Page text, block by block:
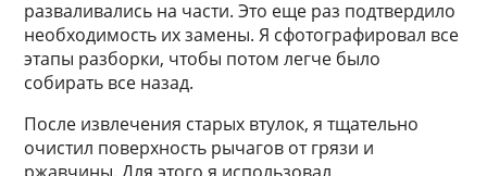
разваливались на части. Это еще раз подтвердило
необходимость их замены. Я сфотографировал все
этапы разборки, чтобы потом легче было
собирать все назад.
После извлечения старых втулок, я тщательно
очистил поверхность рычагов от грязи и